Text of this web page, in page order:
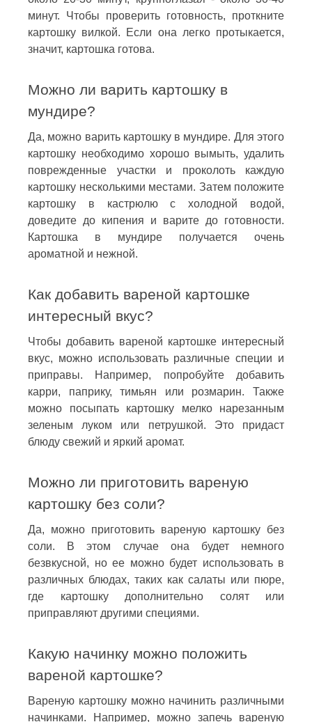
минут. Чтобы проверить готовность, проткните
картошку вилкой. Если она легко протыкается,
значит, картошка готова.
Можно ли варить картошку в
мундире?
Да, можно варить картошку в мундире. Для этого
картошку необходимо хорошо вымыть, удалить
поврежденные участки и проколоть каждую
картошку несколькими местами. Затем положите
картошку в кастрюлю с холодной водой,
доведите до кипения и варите до готовности.
Картошка в мундире получается очень
ароматной и нежной.
Как добавить вареной картошке
интересный вкус?
Чтобы добавить вареной картошке интересный
вкус, можно использовать различные специи и
приправы. Например, попробуйте добавить
карри, паприку, тимьян или розмарин. Также
можно посыпать картошку мелко нарезанным
зеленым луком или петрушкой. Это придаст
блюду свежий и яркий аромат.
Можно ли приготовить вареную
картошку без соли?
Да, можно приготовить вареную картошку без
соли. В этом случае она будет немного
безвкусной, но ее можно будет использовать в
различных блюдах, таких как салаты или пюре,
где картошку дополнительно солят или
приправляют другими специями.
Какую начинку можно положить
вареной картошке?
Вареную картошку можно начинить различными
начинками. Например, можно запечь вареную